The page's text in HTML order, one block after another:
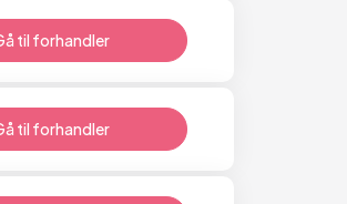
til forhandler
til forhandler